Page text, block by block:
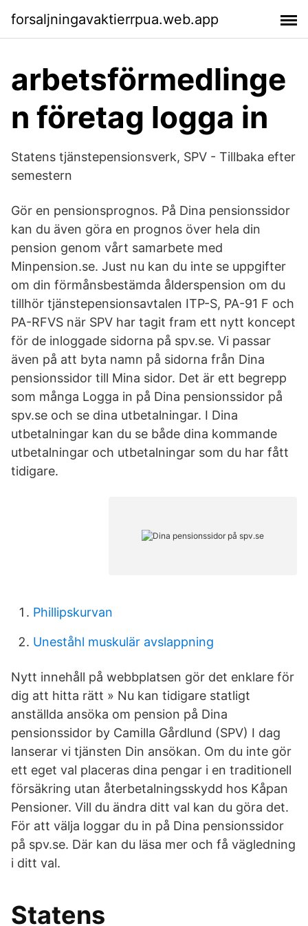
forsaljningavaktierrpua.web.app
arbetsförmedlinge
n företag logga in
Statens tjänstepensionsverk, SPV - Tillbaka efter
semestern
Gör en pensionsprognos. På Dina pensionssidor
kan du även göra en prognos över hela din
pension genom vårt samarbete med
Minpension.se. Just nu kan du inte se uppgifter
om din förmånsbestämda ålderspension om du
tillhör tjänstepensionsavtalen ITP-S, PA-91 F och
PA-RFVS när SPV har tagit fram ett nytt koncept
för de inloggade sidorna på spv.se. Vi passar
även på att byta namn på sidorna från Dina
pensionssidor till Mina sidor. Det är ett begrepp
som många Logga in på Dina pensionssidor på
spv.se och se dina utbetalningar. I Dina
utbetalningar kan du se både dina kommande
utbetalningar och utbetalningar som du har fått
tidigare.
Phillipskurvan
Uneståhl muskulär avslappning
Nytt innehåll på webbplatsen gör det enklare för
dig att hitta rätt » Nu kan tidigare statligt
anställda ansöka om pension på Dina
pensionssidor by Camilla Gårdlund (SPV) I dag
lanserar vi tjänsten Din ansökan. Om du inte gör
ett eget val placeras dina pengar i en traditionell
försäkring utan återbetalningsskydd hos Kåpan
Pensioner. Vill du ändra ditt val kan du göra det.
För att välja loggar du in på Dina pensionssidor
på spv.se. Där kan du läsa mer och få vägledning
i ditt val.
Statens